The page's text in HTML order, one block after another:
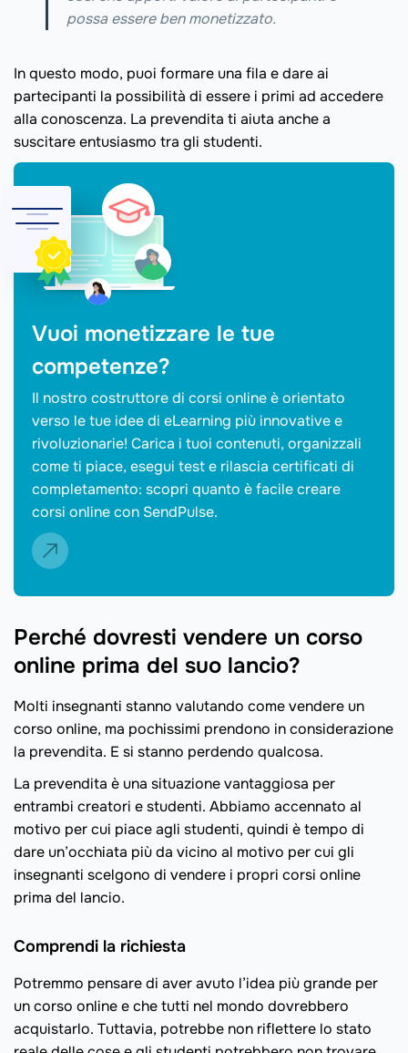
possa essere ben monetizzato.
In questo modo, puoi formare una fila e dare ai
partecipanti la possibilità di essere i primi ad accedere
alla conoscenza. La prevendita ti aiuta anche a
suscitare entusiasmo tra gli studenti.
Vuoi monetizzare le tue
competenze?
Il nostro costruttore di corsi online è orientato
verso le tue idee di eLearning più innovative e
rivoluzionarie! Carica i tuoi contenuti, organizzali
come ti piace, esegui test e rilascia certificati di
completamento: scopri quanto è facile creare
corsi online con SendPulse.
Perché dovresti vendere un corso
online prima del suo lancio?
Molti insegnanti stanno valutando come vendere un
corso online, ma pochissimi prendono in considerazione
la prevendita. E si stanno perdendo qualcosa.
La prevendita è una situazione vantaggiosa per
entrambi creatori e studenti. Abbiamo accennato al
motivo per cui piace agli studenti, quindi è tempo di
dare un’occhiata più da vicino al motivo per cui gli
insegnanti scelgono di vendere i propri corsi online
prima del lancio.
Comprendi la richiesta
Potremmo pensare di aver avuto l’idea più grande per
un corso online e che tutti nel mondo dovrebbero
acquistarlo. Tuttavia, potrebbe non riflettere lo stato